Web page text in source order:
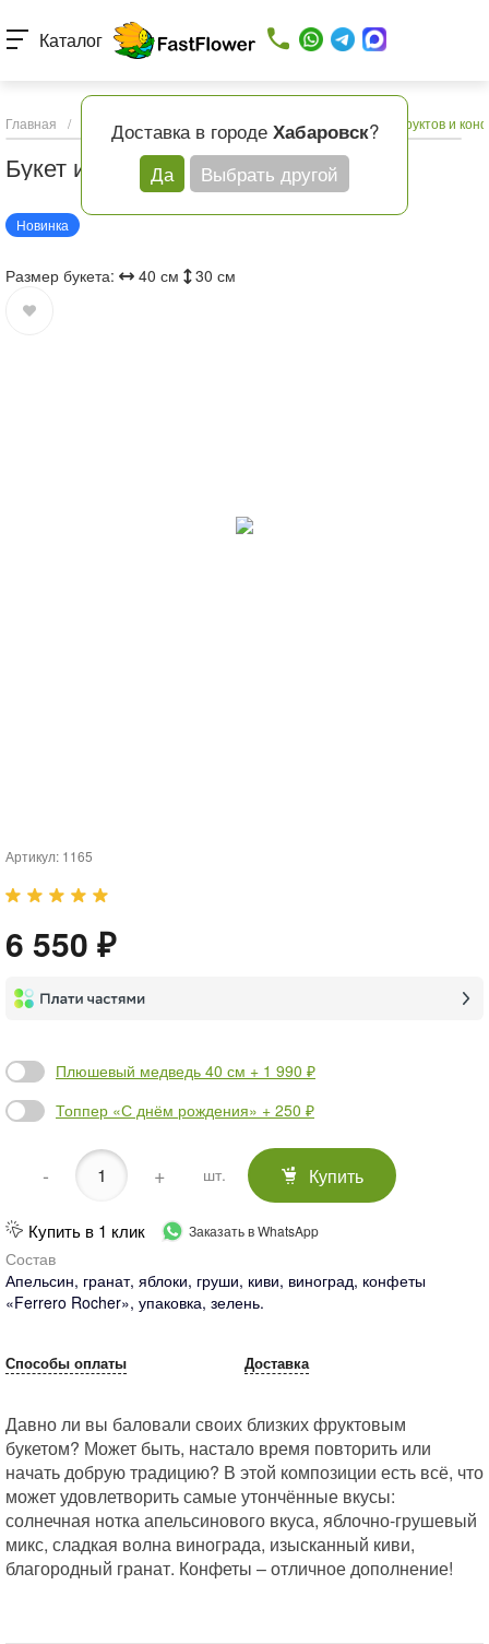
Доставка в городе Хабаровск?
Да
Выбрать другой
Каталог
Главная / Каталог товаров Подарки и шары Букет из фруктов и
Букет из фруктов и конфет
Новинка
Размер букета: 40 см 30 см
Артикул: 1165
6 550 ₽
Плюшевый медведь 40 см + 1 990 ₽
Топпер «С днём рождения» + 250 ₽
- + шт. Купить
Купить в 1 клик Заказать в WhatsApp
Состав
Апельсин, гранат, яблоки, груши, киви, виноград, конфеты
«Ferrero Rocher», упаковка, зелень.
Способы оплаты Доставка
Давно ли вы баловали своих близких фруктовым
букетом? Может быть, настало время повторить или
начать добрую традицию? В этой композиции есть всё, что
может удовлетворить самые утончённые вкусы:
солнечная нотка апельсинового вкуса, яблочно-грушевый
микс, сладкая волна винограда, изысканный киви,
благородный гранат. Конфеты – отличное дополнение!